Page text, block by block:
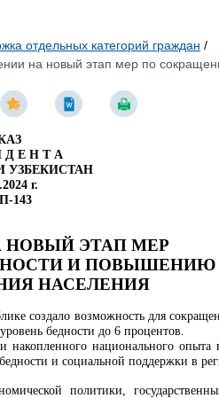
отдельных категорий граждан /
на новый этап мер по
Д Е Н Т А
УЗБЕКИСТАН
г.
143
НОВЫЙ ЭТАП МЕР
И ПОВЫШЕНИЮ
НАСЕЛЕНИЯ
создало возможность для
бедности до 6 процентов.
национального опыта
и социальной поддержки в
политики,